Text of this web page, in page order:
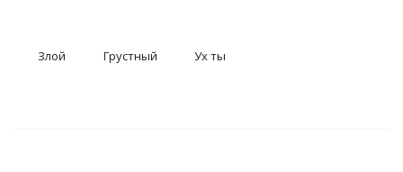
Злой Грустный Ух ты